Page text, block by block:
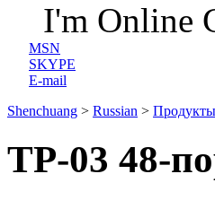
I'm Online
MSN
SKYPE
E-mail
Shenchuang > Russian > Продукты
TP-03 48-